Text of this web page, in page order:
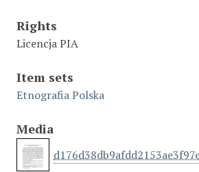
Rights
Licencja PIA
Item sets
Etnografia Polska
Media